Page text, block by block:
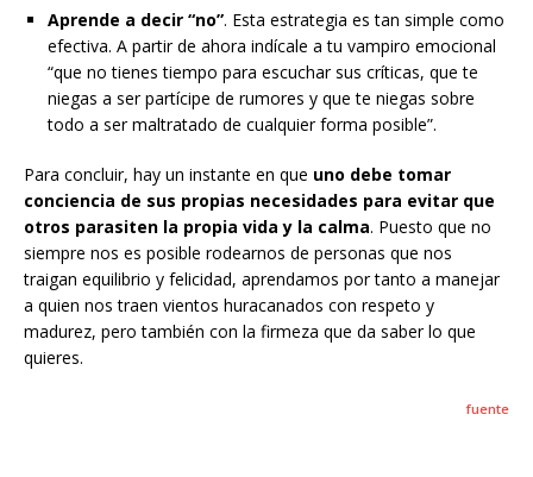
Aprende a decir “no”. Esta estrategia es tan simple como
efectiva. A partir de ahora indícale a tu vampiro emocional
“que no tienes tiempo para escuchar sus críticas, que te
niegas a ser partícipe de rumores y que te niegas sobre
todo a ser maltratado de cualquier forma posible”.
Para concluir, hay un instante en que uno debe tomar
conciencia de sus propias necesidades para evitar que
otros parasiten la propia vida y la calma. Puesto que no
siempre nos es posible rodearnos de personas que nos
traigan equilibrio y felicidad, aprendamos por tanto a manejar
a quien nos traen vientos huracanados con respeto y
madurez, pero también con la firmeza que da saber lo que
quieres.
fuente